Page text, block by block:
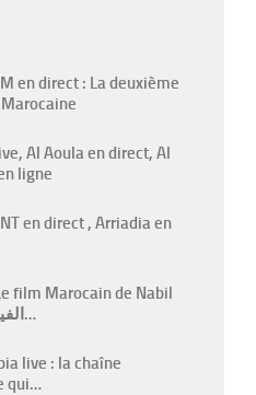
en direct : La deuxième
Al Aoula en direct, Al
ligne
en direct , Arriadia en
film Marocain de Nabil
Ayouch الفيلم…
live : la chaîne
qui…